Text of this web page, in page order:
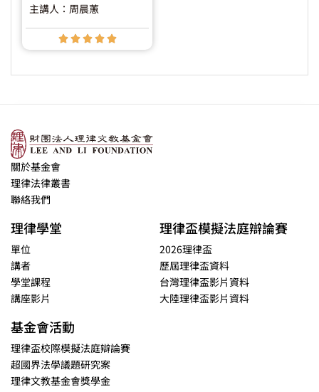
主講人：周晨蕙
    
關於基金會
理律法律叢書
聯絡我們
理律學堂
單位
講者
學堂課程
講座影片
理律盃模擬法庭辯論賽
2026理律盃
歷屆理律盃資料
台灣理律盃影片資料
大陸理律盃影片資料
基金會活動
理律盃校際模擬法庭辯論賽
超國界法學議題研究案
理律文教基金會獎學金